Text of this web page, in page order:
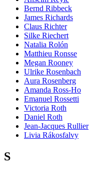
Bernd Ribbeck
James Richards
Claus Richter
Silke Riechert
Natalia Rolón
Matthieu Ronsse
Megan Rooney
Ulrike Rosenbach
Aura Rosenberg
Amanda Ross-Ho
Emanuel Rossetti
Victoria Roth
Daniel Roth
Jean-Jacques Rullier
Livia Rákosfalvy
S